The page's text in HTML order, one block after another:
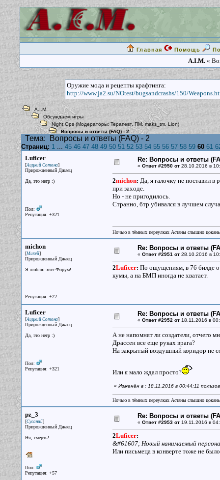
Главная Помощь
A.I.M.«
Оружие мода и рецепты крафтинга:
http://www.ja2.su/NOtest/bugsandcrashs/150/
A.I.M.
Обсуждаем игры
Night Ops (Модераторы: Терапевт,ПМ,maks_tm,Lion)
Вопросы и ответы (FAQ) - 2
Тема: Вопросы и ответы (FAQ) - 2
Страниц: 1... 45 46 47 48 49 50 51 52 53 54 55 56 57 58 59 60 61
Luficer
[Аццкий Сотона]
Прирожденный Джаец
Да, это негр :)
Пол:
Репутация: +321
Re: Вопросы и ответы
« Ответ #2950 от28.10.2016 в
2michon: Да, я галочку не поставил в
при заходе.
Но - не пригодилось.
Странно, бтр убивался в лучшем
Ночью в тёмных переулках Астаны слышно
michon
[Михей]
Прирожденный Джаец
Я люблю этот Форум!
Репутация: +22
Re: Вопросы и ответы
« Ответ #2951 от28.10.2016 в
2Luficer: По ощущениям, в 76 билде
кумы, а на БМП иногда не хватает.
Luficer
[Аццкий Сотона]
Прирожденный Джаец
Да, это негр :)
Пол:
Репутация: +321
Re: Вопросы и ответы
« Ответ #2952 от18.11.2016 в
А не напомнят ли создатели, отчего
Драссен все еще руках врага?
На закрытый воздушный коридор не
Или я мало ждал просто?
« Изменён в : 18.11.2016 в 00:44:11
Ночью в тёмных переулках Астаны слышно
pz_3
[Сусаний]
Прирожденный Джаец
Ня, смерть!
Пол:
Репутация: +57
Re: Вопросы и ответы
« Ответ #2953 от19.11.2016 в
2Luficer:
&#61607; Новый нанимаемый
Или письмеца в конверте тоже не